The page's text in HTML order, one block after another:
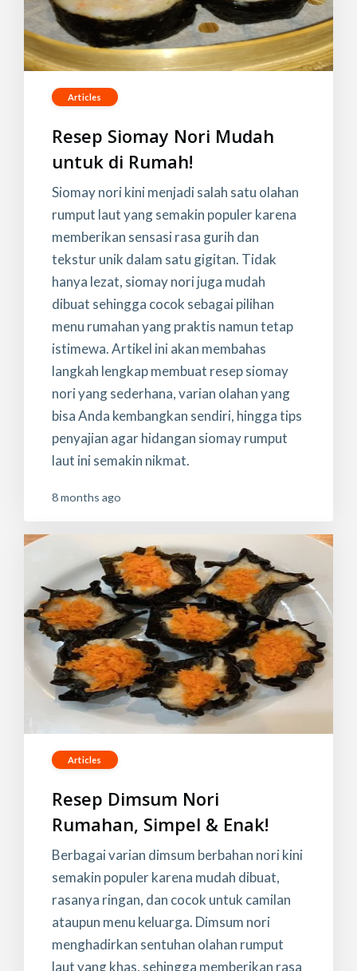
Articles
Resep Siomay Nori Mudah
untuk di Rumah!
Siomay nori kini menjadi salah satu olahan
rumput laut yang semakin populer karena
memberikan sensasi rasa gurih dan
tekstur unik dalam satu gigitan. Tidak
hanya lezat, siomay nori juga mudah
dibuat sehingga cocok sebagai pilihan
menu rumahan yang praktis namun tetap
istimewa. Artikel ini akan membahas
langkah lengkap membuat resep siomay
nori yang sederhana, varian olahan yang
bisa Anda kembangkan sendiri, hingga tips
penyajian agar hidangan siomay rumput
laut ini semakin nikmat.
8 months ago
Articles
Resep Dimsum Nori
Rumahan, Simpel & Enak!
Berbagai varian dimsum berbahan nori kini
semakin populer karena mudah dibuat,
rasanya ringan, dan cocok untuk camilan
ataupun menu keluarga. Dimsum nori
menghadirkan sentuhan olahan rumput
laut yang khas, sehingga memberikan rasa